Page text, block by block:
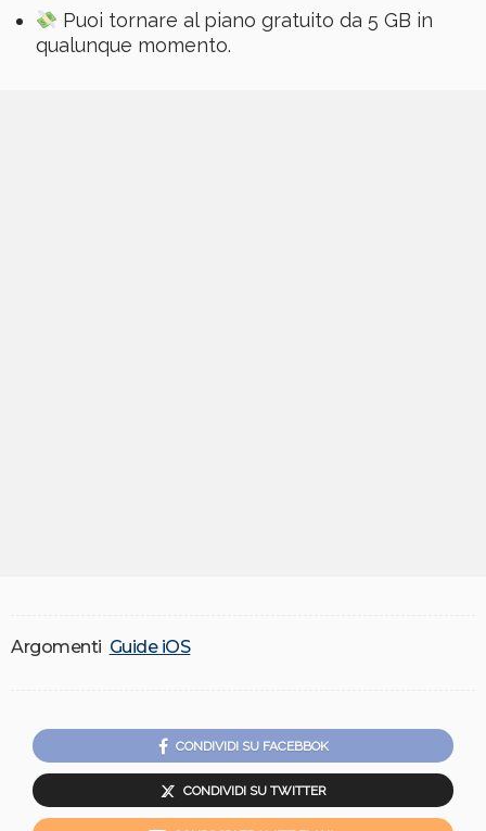
Puoi tornare al piano gratuito da 5 GB in
qualunque momento.
Argomenti Guide iOS
CONDIVIDI SU FACEBBOK
CONDIVIDI SU TWITTER